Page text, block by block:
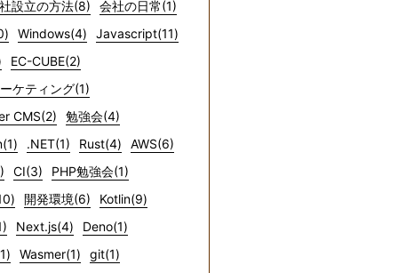
設立の方法(8)
会社の日常(1)
Windows(4)
Javascript(11)
EC-CUBE(2)
ケティング(1)
CMS(2)
勉強会(4)
.NET(1) Rust(4)
AWS(6)
CI(3)
PHP勉強会(1)
開発環境(6)
Kotlin(9)
Next.js(4)
Deno(1)
Wasmer(1)
git(1)